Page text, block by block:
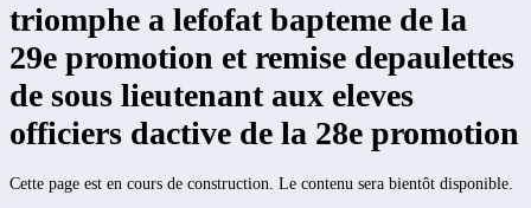
triomphe a lefofat bapteme de la
29e promotion et remise depaulettes
de sous lieutenant aux eleves
officiers dactive de la 28e promotion
Cette page est en cours de construction. Le contenu sera bientôt disponible.